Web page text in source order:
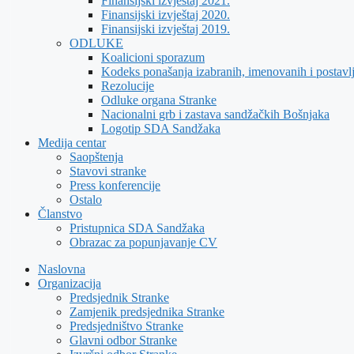
Finansijski izvještaj 2020.
Finansijski izvještaj 2019.
ODLUKE
Koalicioni sporazum
Kodeks ponašanja izabranih, imenovanih i
Rezolucije
Odluke organa Stranke
Nacionalni grb i zastava sandžačkih Bošnjaka
Logotip SDA Sandžaka
Medija centar
Saopštenja
Stavovi stranke
Press konferencije
Ostalo
Članstvo
Pristupnica SDA Sandžaka
Obrazac za popunjavanje CV
Naslovna
Organizacija
Predsjednik Stranke
Zamjenik predsjednika Stranke
Predsjedništvo Stranke
Glavni odbor Stranke